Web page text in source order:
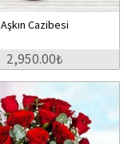
Aşkın Cazibesi
2,950.00₺